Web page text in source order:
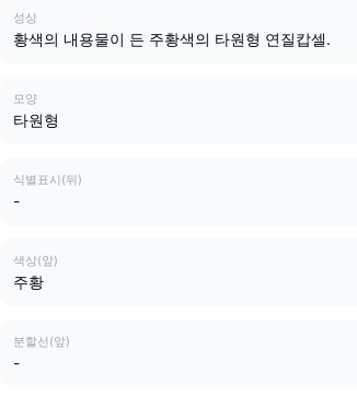
성상
황색의 내용물이 든 주황색의 타원형 연질캅셀.
모양
타원형
식별표시(뒤)
-
색상(앞)
주황
분할선(앞)
-